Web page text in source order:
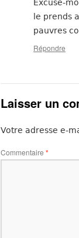
Excuse-
le prends
pauvres
Répondre
Laisser un
Votre adresse e-
Commentaire *